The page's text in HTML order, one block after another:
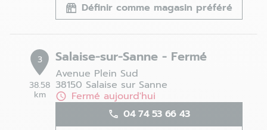
Définir comme magasin préféré
3
38.58
km
Salaise-sur-Sanne - Fermé
Avenue Plein Sud
38150 Salaise sur Sanne
Fermé aujourd'hui
04 74 53 66 43